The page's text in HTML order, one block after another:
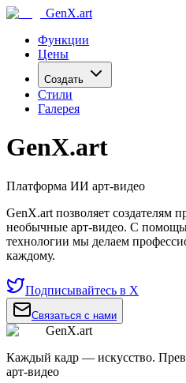
GenX.art
Функции
Цены
Создать
Стили
Галерея
GenX.art
Платформа ИИ арт-видео
GenX.art позволяет создателям
необычные арт-видео. С
технологии мы делаем
каждому.
Подписывайтесь в X
Связаться с нами
GenX.art
Каждый кадр — искусство.
арт-видео